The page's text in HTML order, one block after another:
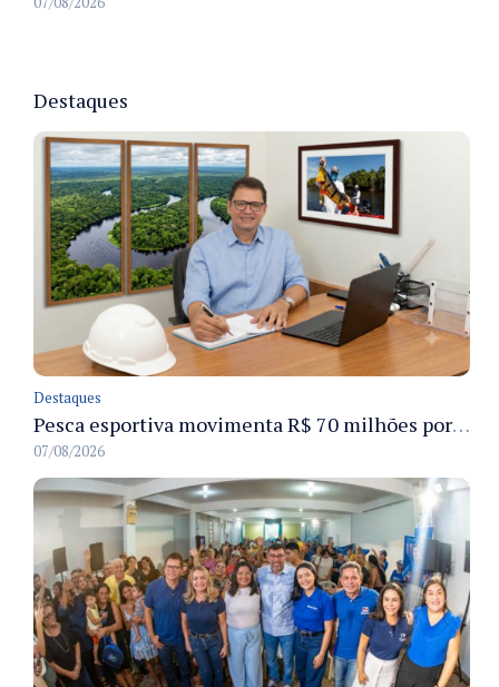
Destaques
Destaques
Pesca esportiva movimenta R$ 70 milhões por ano e ganha espaço na economia sustentável do Amazonas
07/08/2026